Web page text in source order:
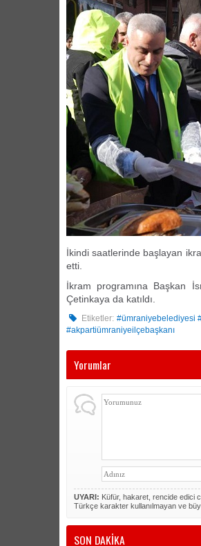
İkindi saatlerinde başlayan
etti.
İkram programına Başkan
Çetinkaya da katıldı.
Etiketler: #ümraniyebelediyesi
#akpartiümraniyeilçebaşkanı
Yorumlar
UYARI: Küfür, hakaret, rencide edici
Türkçe karakter kullanılmayan ve
SON DAKİKA